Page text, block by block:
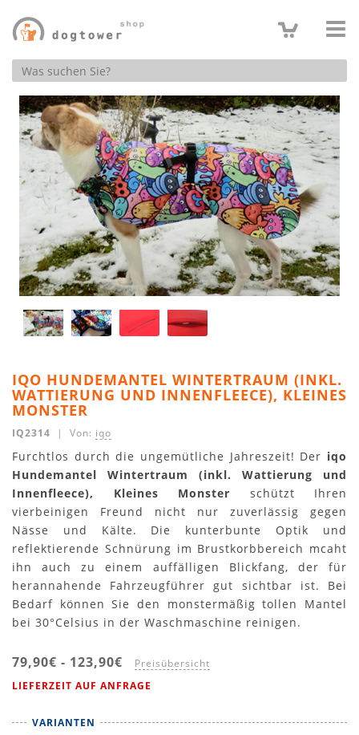
Produktsuche
IQO HUNDEMANTEL WINTERTRAUM (INKL.
WATTIERUNG UND INNENFLEECE), KLEINES
MONSTER
IQ2314 | Von: iqo
Furchtlos durch die ungemütliche Jahreszeit! Der iqo
Hundemantel Wintertraum (inkl. Wattierung und
Innenfleece), Kleines Monster schützt Ihren
vierbeinigen Freund nicht nur zuverlässig gegen
Nässe und Kälte. Die kunterbunte Optik und
reflektierende Schnürung im Brustkorbbereich mcaht
ihn auch zu einem auffälligen Blickfang, der für
herannahende Fahrzeugführer gut sichtbar ist. Bei
Bedarf können Sie den monstermäßig tollen Mantel
bei 30°Celsius in der Waschmaschine reinigen.
79,90€ - 123,90€ Preisübersicht
LIEFERZEIT AUF ANFRAGE
VARIANTEN